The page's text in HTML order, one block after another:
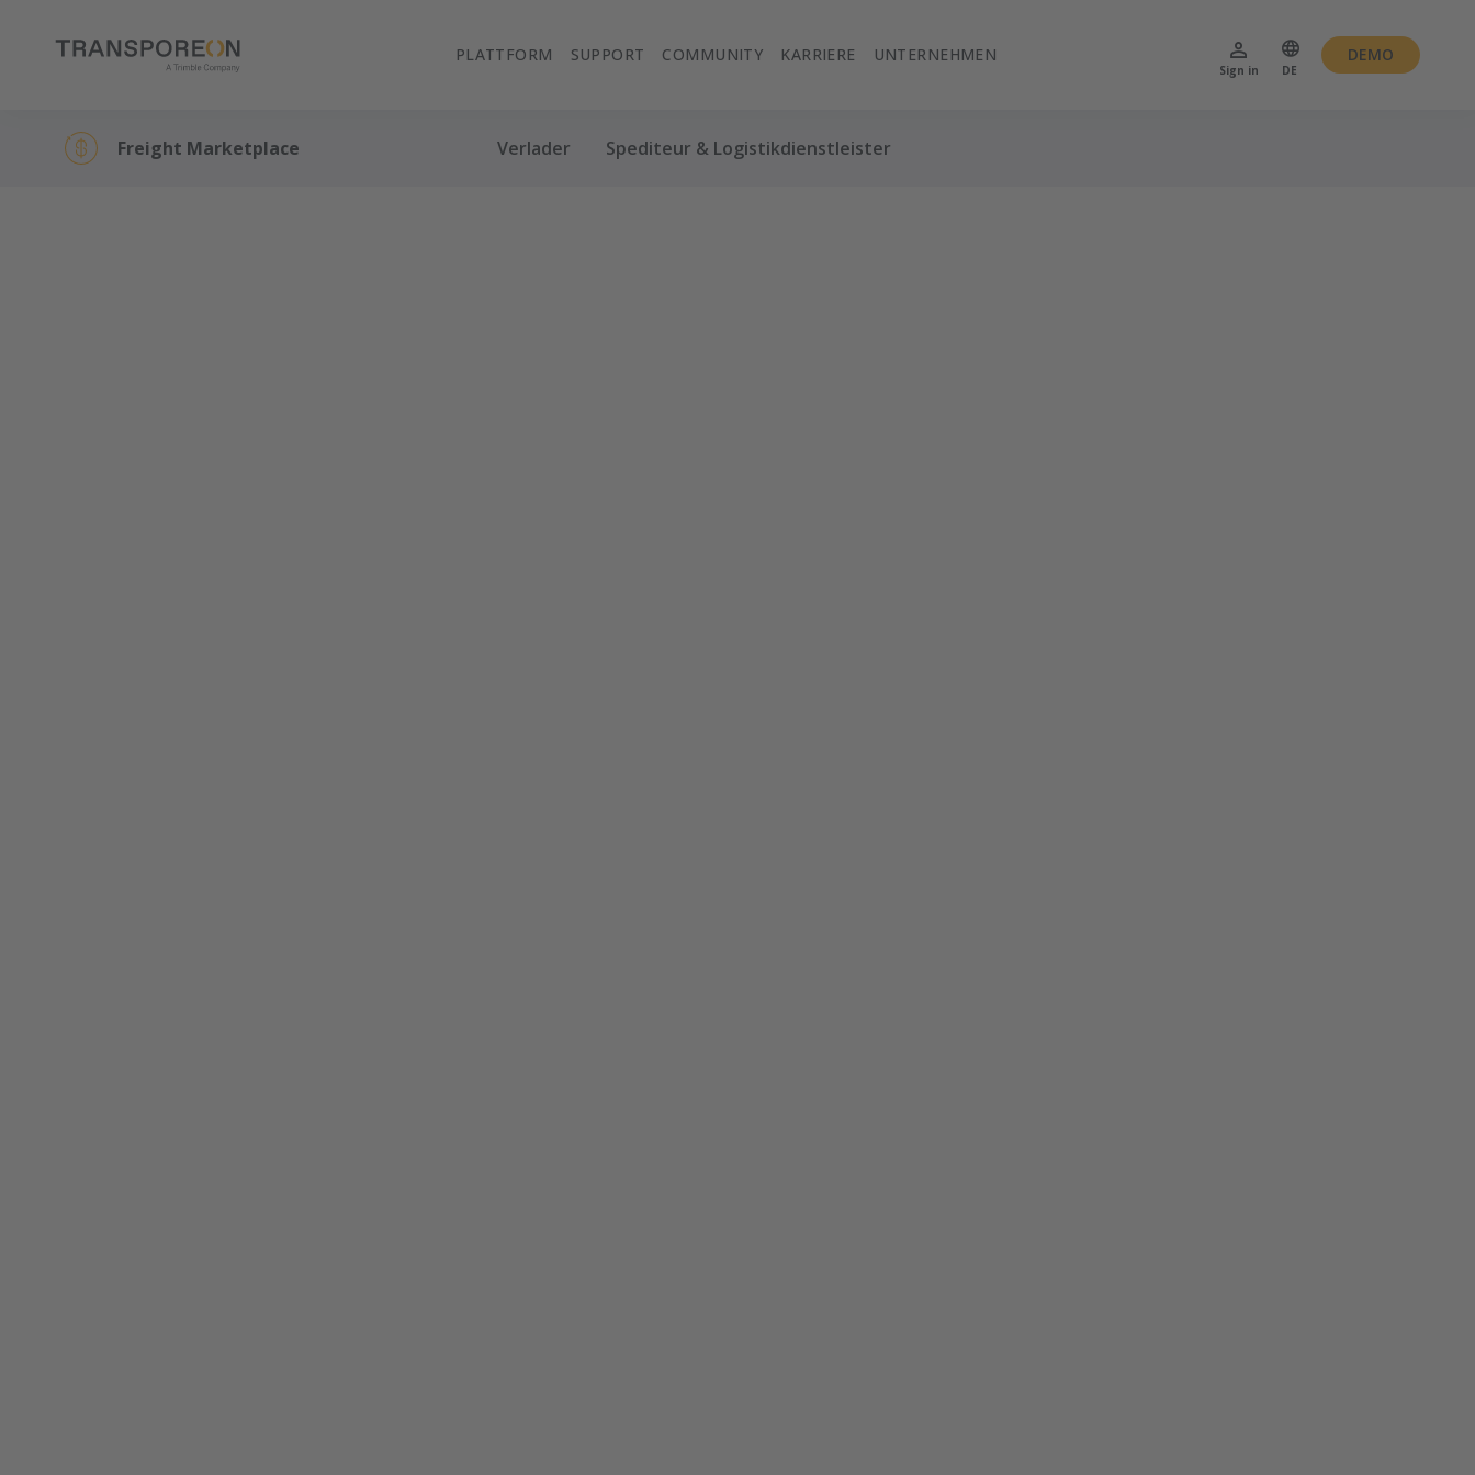
PLATTFORM SUPPORT COMMUNITY KARRIERE UNTERNEHMEN
Sign in DE
DEMO
Freight Marketplace Verlader Spediteur & Logistikdienstleister